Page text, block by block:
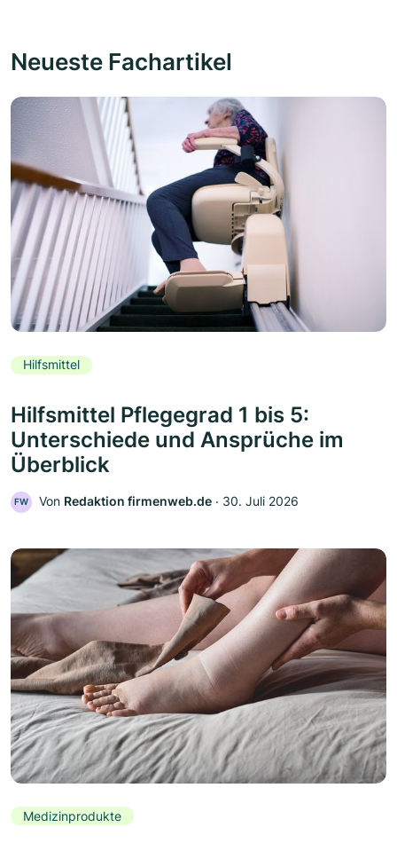
Neueste Fachartikel
Hilfsmittel
Hilfsmittel Pflegegrad 1 bis 5:
Unterschiede und Ansprüche im
Überblick
FW Von Redaktion firmenweb.de ‧ 30. Juli 2026
Medizinprodukte